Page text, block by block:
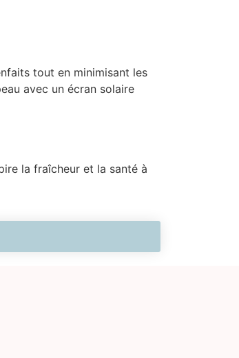
tout en minimisant les
avec un écran solaire
la fraîcheur et la santé à